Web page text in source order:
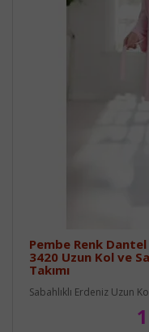
Pembe Renk
3420 Uzun Kol ve
Takımı
Sabahlıklı Erdeniz Uzun